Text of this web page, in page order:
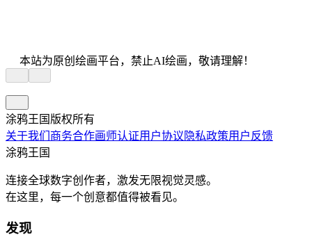
本站为原创绘画平台，禁止AI绘画，敬请理解！
涂鸦王国版权所有
关于我们 商务合作画师认证用户协议 隐私政策用户反馈
涂鸦王国
连接全球数字创作者，激发无限视觉灵感。
在这里，每一个创意都值得被看见。
发现